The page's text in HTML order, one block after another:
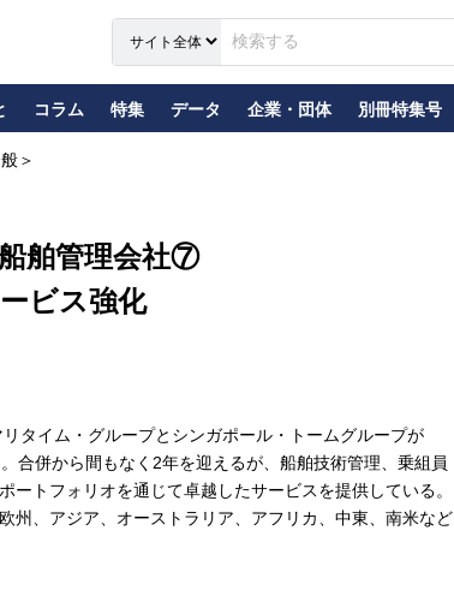
コラム 特集 データ 企業・団体 別冊特集号
＞
船舶管理会社⑦
ビス強化
タイム・グループとシンガポール・トームグループが
合併から間もなく2年を迎えるが、船舶技術管理、乗組員
ートフォリオを通じて卓越したサービスを提供している。
州、アジア、オーストラリア、アフリカ、中東、南米など